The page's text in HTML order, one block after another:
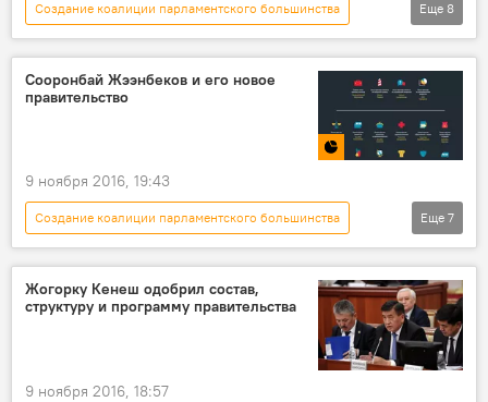
Создание коалиции парламентского большинства
Политика
Новости
Кыргызстан
Алмазбек Атамбаев
Сооронбай Жээнбеков
Еще 8
Сооронбай Жээнбеков и его новое
правительство
9 ноября 2016, 19:43
Создание коалиции парламентского большинства
Мультимедиа
Политика
Новости
Кыргызстан
Инфографика
Сооронбай Жээнбеков
кабмин
Еще 7
Жогорку Кенеш одобрил состав,
структуру и программу правительства
9 ноября 2016, 18:57